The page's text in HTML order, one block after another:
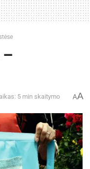
–
5 min skaitymo AA